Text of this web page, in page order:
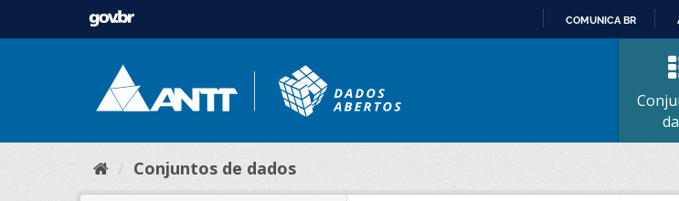
CONTEÚDO
COMUNICA BR
Conjuntos de dados